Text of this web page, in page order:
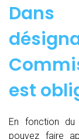
est
En fonction
pouvez faire